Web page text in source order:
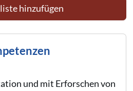
hinzufügen
und mit Erforschen von